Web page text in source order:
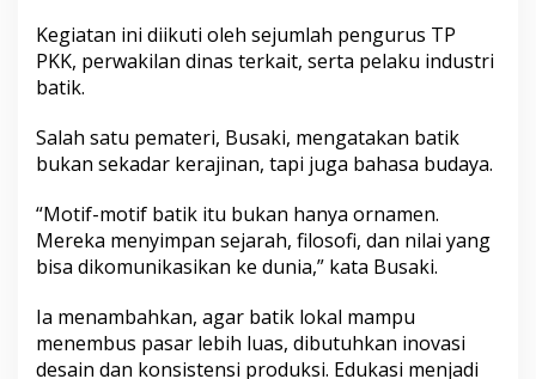
Kegiatan ini diikuti oleh sejumlah pengurus TP
PKK, perwakilan dinas terkait, serta pelaku industri
batik.
Salah satu pemateri, Busaki, mengatakan batik
bukan sekadar kerajinan, tapi juga bahasa budaya.
“Motif-motif batik itu bukan hanya ornamen.
Mereka menyimpan sejarah, filosofi, dan nilai yang
bisa dikomunikasikan ke dunia,” kata Busaki.
Ia menambahkan, agar batik lokal mampu
menembus pasar lebih luas, dibutuhkan inovasi
desain dan konsistensi produksi. Edukasi menjadi